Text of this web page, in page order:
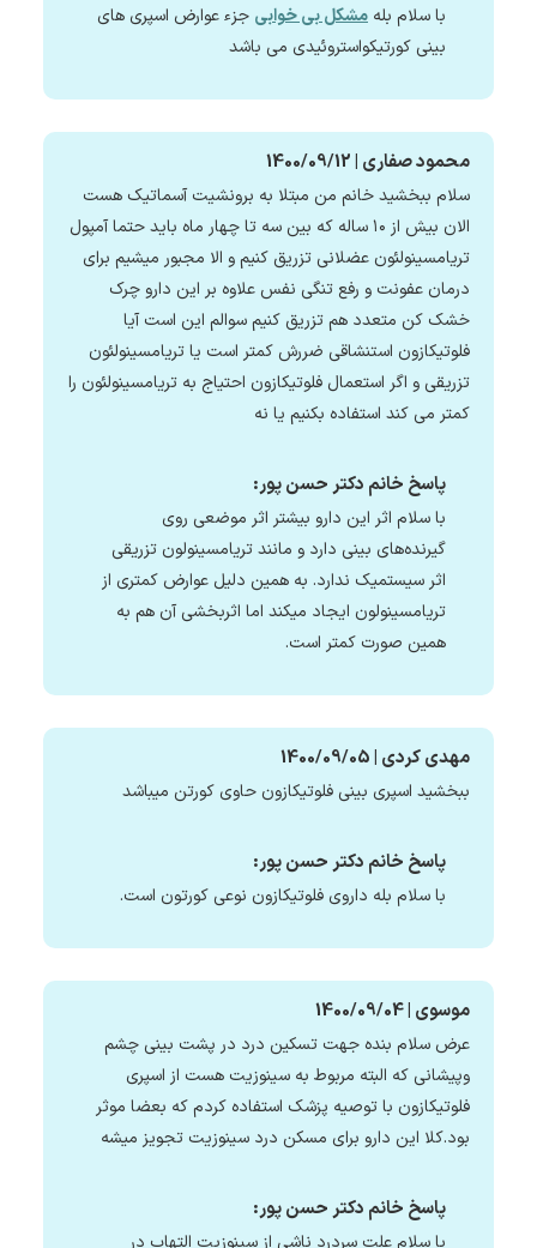
با سلام بله مشکل بی خوابی جزء عوارض اسپری های
بینی کورتیکواستروئیدی می باشد
محمود صفاری | 1400/09/12
سلام ببخشید خانم من مبتلا به برونشیت آسماتیک هست
الان بیش از ۱۰ ساله که بین سه تا چهار ماه باید حتما آمپول
تریامسینولئون عضلانی تزریق کنیم و الا مجبور میشیم برای
درمان عفونت و رفع تنگی نفس علاوه بر این دارو چرک
خشک کن متعدد هم تزریق کنیم سوالم این است آیا
فلوتیکازون استنشاقی ضررش کمتر است یا تریامسینولئون
تزریقی و اگر استعمال فلوتیکازون احتیاج به تریامسینولئون را
کمتر می کند استفاده بکنیم یا نه
پاسخ خانم دکتر حسن پور:
با سلام اثر این دارو بیشتر اثر موضعی روی
گیرنده‌های بینی دارد و مانند تریامسینولون تزریقی
اثر سیستمیک ندارد. به همین دلیل عوارض کمتری از
تریامسینولون ایجاد میکند اما اثربخشی آن هم به
همین صورت کمتر است.
مهدی کردی | 1400/09/05
ببخشید اسپری بینی فلوتیکازون حاوی کورتن میباشد
پاسخ خانم دکتر حسن پور:
با سلام بله داروی فلوتیکازون نوعی کورتون است.
موسوی | 1400/09/04
عرض سلام بنده جهت تسکین درد در پشت بینی چشم
وپیشانی که البته مربوط به سینوزیت هست از اسپری
فلوتیکازون با توصیه پزشک استفاده کردم که بعضا موثر
بود.کلا این دارو برای مسکن درد سینوزیت تجویز میشه
پاسخ خانم دکتر حسن پور:
با سلام علت سردرد ناشی از سینوزیت التهاب در